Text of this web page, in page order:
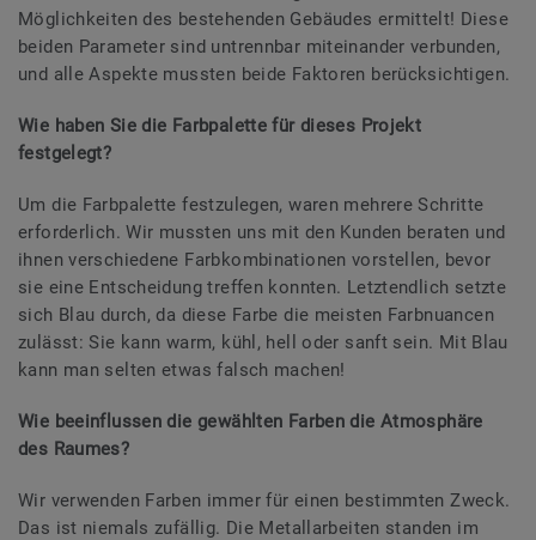
Möglichkeiten des bestehenden Gebäudes ermittelt! Diese
beiden Parameter sind untrennbar miteinander verbunden,
und alle Aspekte mussten beide Faktoren berücksichtigen.
Wie haben Sie die Farbpalette für dieses Projekt
festgelegt?
Um die Farbpalette festzulegen, waren mehrere Schritte
erforderlich. Wir mussten uns mit den Kunden beraten und
ihnen verschiedene Farbkombinationen vorstellen, bevor
sie eine Entscheidung treffen konnten. Letztendlich setzte
sich Blau durch, da diese Farbe die meisten Farbnuancen
zulässt: Sie kann warm, kühl, hell oder sanft sein. Mit Blau
kann man selten etwas falsch machen!
Wie beeinflussen die gewählten Farben die Atmosphäre
des Raumes?
Wir verwenden Farben immer für einen bestimmten Zweck.
Das ist niemals zufällig. Die Metallarbeiten standen im